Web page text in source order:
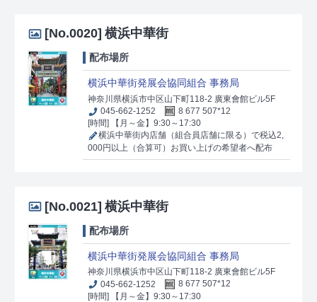
[No.0020] 横浜中華街
配布場所
横浜中華街発展会協同組合 事務局
神奈川県横浜市中区山下町118-2 廣東會館ビル5F
045-662-1252
8 677 507*12
[時間] 【月～金】9:30～17:30
横浜中華街内店舗（組合員店舗に限る）で税込2,
000円以上（合算可）お買い上げの希望者へ配布
[No.0021] 横浜中華街
配布場所
横浜中華街発展会協同組合 事務局
神奈川県横浜市中区山下町118-2 廣東會館ビル5F
045-662-1252
8 677 507*12
[時間] 【月～金】9:30～17:30